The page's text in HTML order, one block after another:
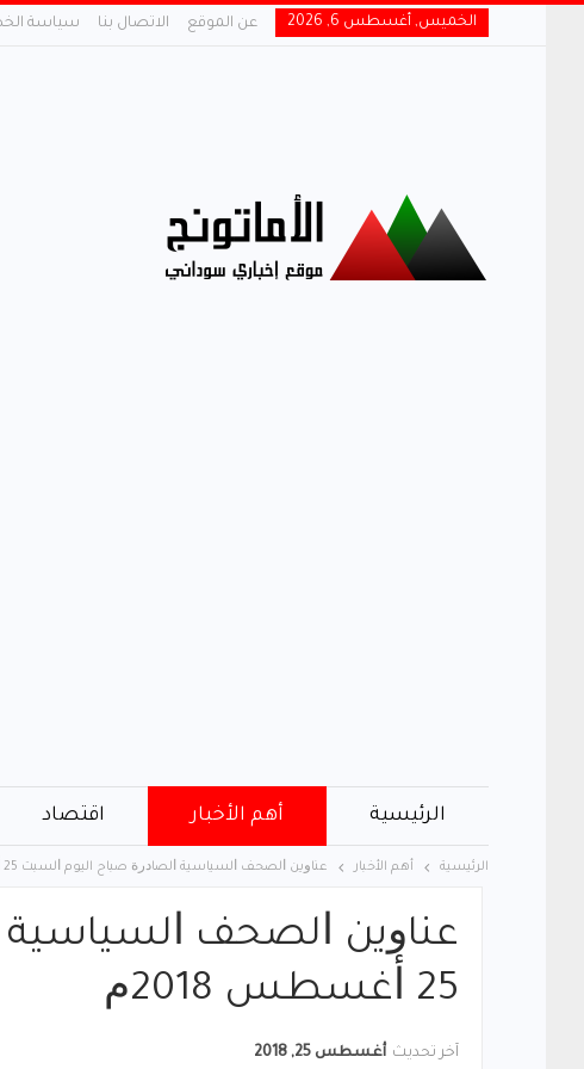
الخميس, أغسطس 6, 2026 عن الموقع الاتصال بنا سياسة
الرئيسية أهم الأخبار اقتصاد
الرئيسية أهم الأخبار ﻋﻨﺎﻭﻳﻦ ﺍﻟﺼﺤﻒ ﺍﻟﺴﻴﺎﺳﻴﺔ ﺍﻟﺼﺎﺩﺭﺓ صباح اليوم ﺍﻟﺴﺒﺖ 25 ﺃﻏﺴﻄﺲ 2018ﻡ
ﻋﻨﺎﻭﻳﻦ ﺍﻟﺼﺤﻒ ﺍﻟﺴﻴﺎﺳﻴﺔ
25 ﺃﻏﺴﻄﺲ 2018ﻡ
آخر تحديث أغسطس 25, 2018